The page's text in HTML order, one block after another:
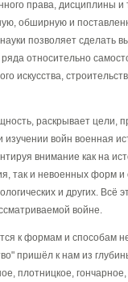
права, дисциплины и
обширную и
позволяет сделать
относительно
искусства,
раскрывает цели,
изучении войн военная
внимание как на
так и невоенных форм
и других. Всё
войне.
к формам и способам
пришёл к нам из
плотницкое,